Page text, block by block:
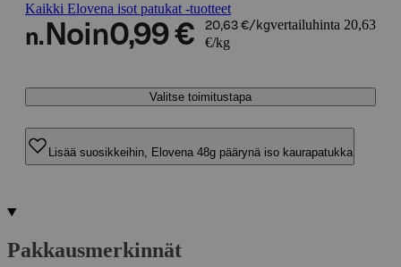
Kaikki Elovena isot patukat -tuotteet
n. Noin0,99 € 20,63 €/kgvertailuhinta 20,63
€/kg
Valitse toimitustapa
Lisää suosikkeihin, Elovena 48g päärynä iso kaurapatukka
Pakkausmerkinnät